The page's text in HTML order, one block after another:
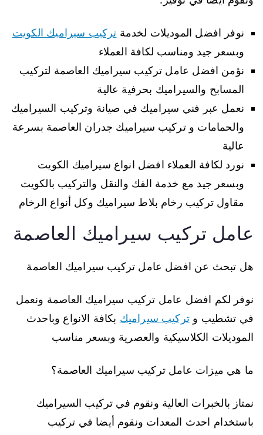
نوفر افضل الموديلات لخدمة تركيب سيراميك الكويت
وبسعر جيد ومناسب لكافة العملاء
نؤمن افضل عامل تركيب سيراميك العاصمة لتركيب
المسابح والسيراميك بحرفية عالية
نعمل عبر فني سيراميك في صيانة وتركيب السيراميك
والحمامات و تركيب سيراميك جدران العاصمة بسرعة
عالية
نورد لكافة العملاء افضل انواع سيراميك الكويت
وبسعر جيد مع خدمة الفك والنقل والتركيب بالكويت
مقاول تركيب رخام بلاط سيراميك وكل أنواع الرخام
عامل تركيب سيراميك العاصمة
هل تبحث عن افضل عامل تركيب سيراميك العاصمة
نوفر لكم افضل عامل تركيب سيراميك العاصمة ونعمل
في تشطيب و تركيب سيراميك بكافة الانواع وباحدث
الموديلات الكلاسيكية والعصرية وبسعر مناسب
ما هي ميزات عامل تركيب سيراميك العاصمة؟
نمتاز بالخبرات العالية ونقوم في تركيب السيراميك
باستخدام احدث المعدات ونقوم أيضا في تركيب